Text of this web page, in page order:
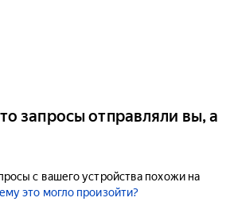
запросы отправляли вы, а
с вашего устройства похожи на
это могло произойти?